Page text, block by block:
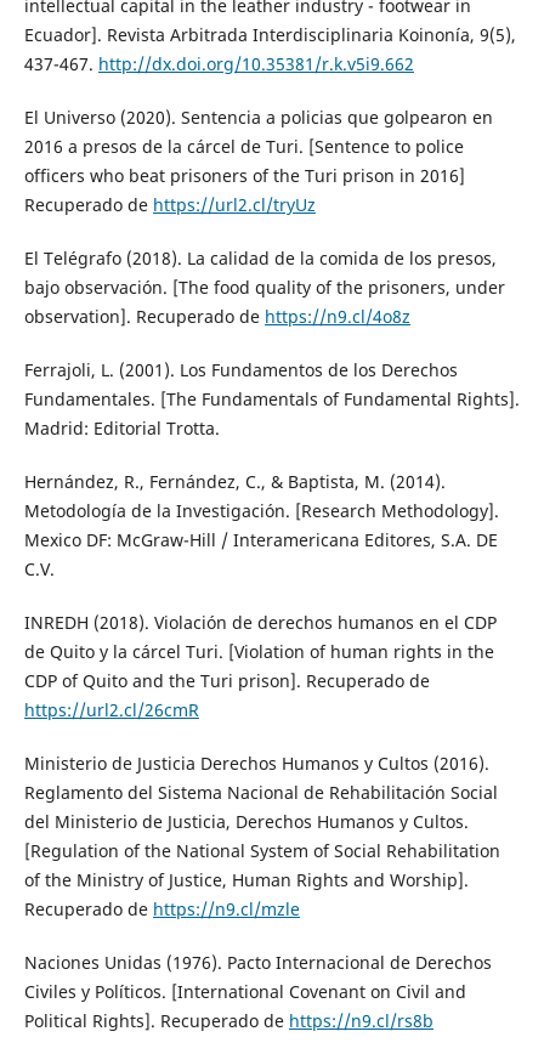
intellectual capital in the leather industry - footwear in
Ecuador]. Revista Arbitrada Interdisciplinaria Koinonía, 9(5),
437-467. http://dx.doi.org/10.35381/r.k.v5i9.662
El Universo (2020). Sentencia a policias que golpearon en
2016 a presos de la cárcel de Turi. [Sentence to police
officers who beat prisoners of the Turi prison in 2016]
Recuperado de https://url2.cl/tryUz
El Telégrafo (2018). La calidad de la comida de los presos,
bajo observación. [The food quality of the prisoners, under
observation]. Recuperado de https://n9.cl/4o8z
Ferrajoli, L. (2001). Los Fundamentos de los Derechos
Fundamentales. [The Fundamentals of Fundamental Rights].
Madrid: Editorial Trotta.
Hernández, R., Fernández, C., & Baptista, M. (2014).
Metodología de la Investigación. [Research Methodology].
Mexico DF: McGraw-Hill / Interamericana Editores, S.A. DE
C.V.
INREDH (2018). Violación de derechos humanos en el CDP
de Quito y la cárcel Turi. [Violation of human rights in the
CDP of Quito and the Turi prison]. Recuperado de
https://url2.cl/26cmR
Ministerio de Justicia Derechos Humanos y Cultos (2016).
Reglamento del Sistema Nacional de Rehabilitación Social
del Ministerio de Justicia, Derechos Humanos y Cultos.
[Regulation of the National System of Social Rehabilitation
of the Ministry of Justice, Human Rights and Worship].
Recuperado de https://n9.cl/mzle
Naciones Unidas (1976). Pacto Internacional de Derechos
Civiles y Políticos. [International Covenant on Civil and
Political Rights]. Recuperado de https://n9.cl/rs8b